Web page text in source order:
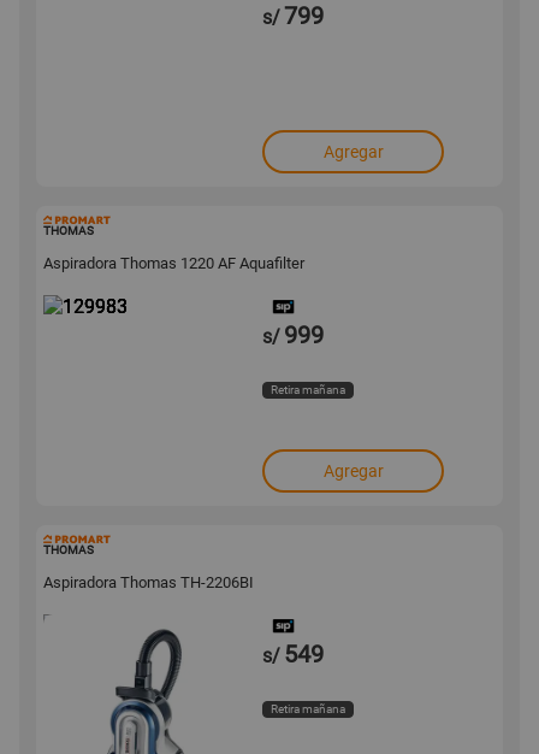
s/799
Agregar
THOMAS
Aspiradora Thomas 1220 AF Aquafilter
s/ 999
Retira mañana
Agregar
THOMAS
Aspiradora Thomas TH-2206BI
s/ 549
Retira mañana